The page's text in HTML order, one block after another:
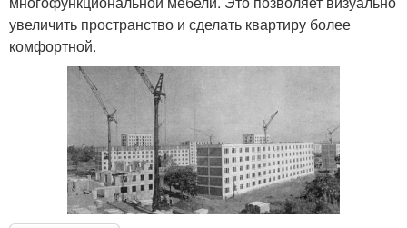
увеличить пространство и сделать квартиру более
комфортной.